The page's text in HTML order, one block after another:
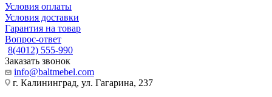
Условия оплаты
Условия доставки
Гарантия на товар
Вопрос-ответ
8(4012) 555-990
Заказать звонок
info@baltmebel.com
г. Калининград, ул. Гагарина, 237